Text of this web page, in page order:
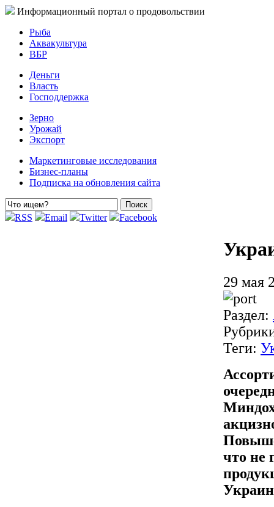
Информационный портал о продовольствии
Рыба
Аквакультура
ВБР
Деньги
Власть
Господдержка
Зерно
Урожай
Экспорт
Маркетинговые исследования
Бизнес-планы
Подписка на обновления сайта
RSS Email Twitter Facebook
29 мая
Раздел:
Теги:
что не